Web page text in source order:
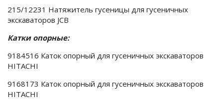
215/12231 Натяжитель гусеницы для гусеничных
экскаваторов JCB
Катки опорные:
9184516 Каток опорный для гусеничных экскаваторов
HITACHI
9168173 Каток опорный для гусеничных экскаваторов
HITACHI